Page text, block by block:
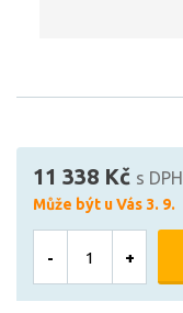
11 338 Kč s DPH
Může být u Vás 3. 9.
- +